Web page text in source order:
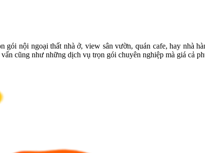
gói nội ngoại thất nhà ở, view sân vườn, quán cafe, hay nhà
cũng như những dịch vụ trọn gói chuyên nghiệp mà giá cả